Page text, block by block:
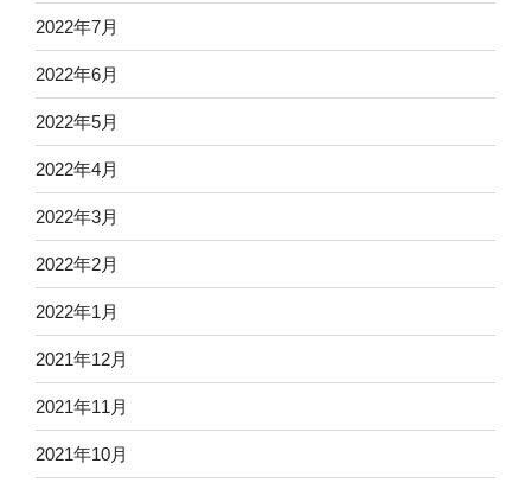
2022年7月
2022年6月
2022年5月
2022年4月
2022年3月
2022年2月
2022年1月
2021年12月
2021年11月
2021年10月